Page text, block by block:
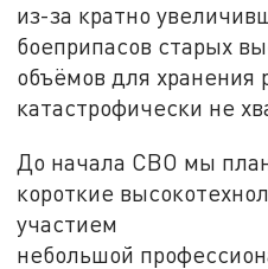
из-за кратно
боеприпасов старых
объёмов для хранения
катастрофически не
До начала СВО мы
короткие
участием
небольшой